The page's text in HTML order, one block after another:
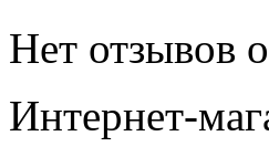
Нет отзывов
Интернет-